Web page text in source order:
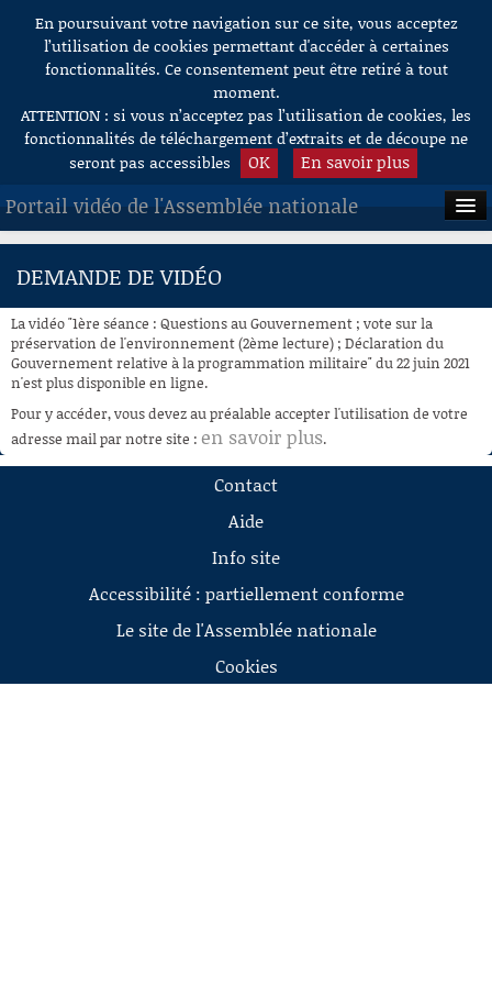
Aller au contenu
En poursuivant votre navigation sur ce site, vous acceptez
l’utilisation de cookies permettant d'accéder à certaines
fonctionnalités. Ce consentement peut être retiré à tout
moment.
ATTENTION : si vous n’acceptez pas l’utilisation de cookies, les
fonctionnalités de téléchargement d’extraits et de découpe ne
seront pas accessibles
OK En savoir plus
Portail vidéo de l'Assemblée nationale
ACCUEIL
À LA DEMANDE
RECHERCHE
AIDE À LA DÉCOUPE
DE VIDÉOS
DEMANDE DE VIDÉO
La vidéo "1ère séance : Questions au Gouvernement ; vote sur la
préservation de l'environnement (2ème lecture) ; Déclaration du
Gouvernement relative à la programmation militaire" du 22 juin 2021
n'est plus disponible en ligne.
Pour y accéder, vous devez au préalable accepter l'utilisation de votre
adresse mail par notre site : en savoir plus.
Contact
Aide
Info site
Accessibilité : partiellement conforme
Le site de l'Assemblée nationale
Cookies